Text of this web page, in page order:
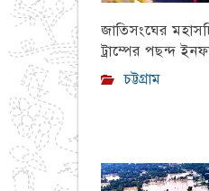
জাতিসংঘের
ট্রাম্পের পছন্দ
চট্টগ্রাম